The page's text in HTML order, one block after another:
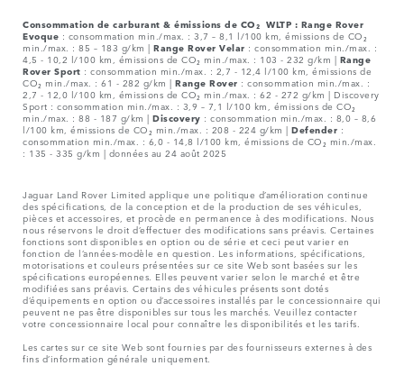
Consommation de carburant & émissions de CO₂ WLTP : Range Rover
Evoque : consommation min./max. : 3,7 – 8,1 l/100 km, émissions de CO₂
min./max. : 85 – 183 g/km | Range Rover Velar : consommation min./max. :
4,5 - 10,2 l/100 km, émissions de CO₂ min./max. : 103 - 232 g/km | Range
Rover Sport : consommation min./max. : 2,7 - 12,4 l/100 km, émissions de
CO₂ min./max. : 61 - 282 g/km | Range Rover : consommation min./max. :
2,7 - 12,0 l/100 km, émissions de CO₂ min./max. : 62 - 272 g/km | Discovery
Sport : consommation min./max. : 3,9 – 7,1 l/100 km, émissions de CO₂
min./max. : 88 - 187 g/km | Discovery : consommation min./max. : 8,0 – 8,6
l/100 km, émissions de CO₂ min./max. : 208 - 224 g/km | Defender :
consommation min./max. : 6,0 - 14,8 l/100 km, émissions de CO₂ min./max.
: 135 - 335 g/km | données au 24 août 2025
Jaguar Land Rover Limited applique une politique d’amélioration continue
des spécifications, de la conception et de la production de ses véhicules,
pièces et accessoires, et procède en permanence à des modifications. Nous
nous réservons le droit d’effectuer des modifications sans préavis. Certaines
fonctions sont disponibles en option ou de série et ceci peut varier en
fonction de l’années-modèle en question. Les informations, spécifications,
motorisations et couleurs présentées sur ce site Web sont basées sur les
spécifications européennes. Elles peuvent varier selon le marché et être
modifiées sans préavis. Certains des véhicules présents sont dotés
d’équipements en option ou d’accessoires installés par le concessionnaire qui
peuvent ne pas être disponibles sur tous les marchés. Veuillez contacter
votre concessionnaire local pour connaître les disponibilités et les tarifs.
Les cartes sur ce site Web sont fournies par des fournisseurs externes à des
fins d’information générale uniquement.